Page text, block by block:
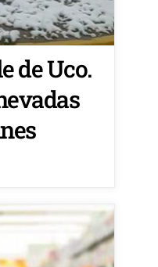
de Uco.